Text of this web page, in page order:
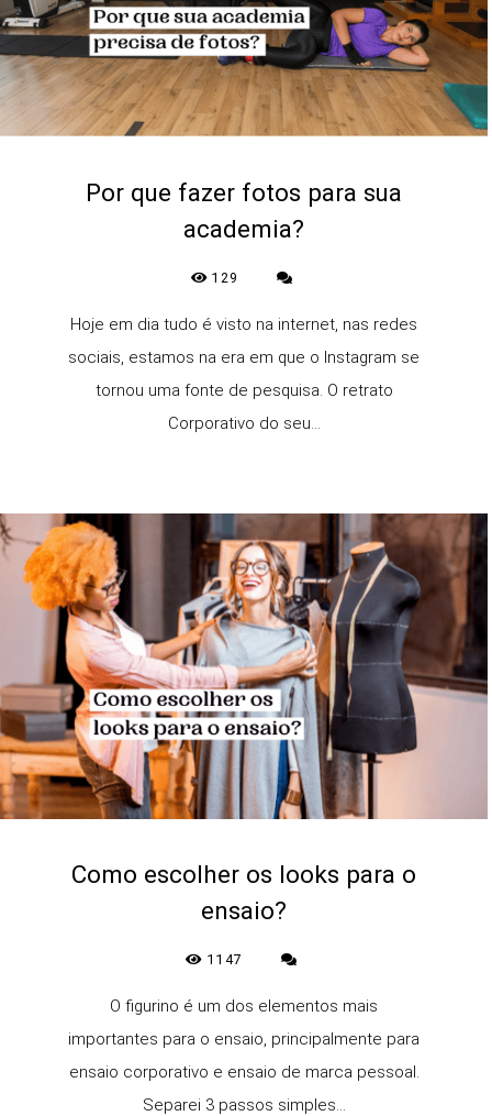
Por que fazer fotos para sua
academia?
129
Hoje em dia tudo é visto na internet, nas redes
sociais, estamos na era em que o Instagram se
tornou uma fonte de pesquisa. O retrato
Corporativo do seu...
Como escolher os looks para o
ensaio?
1147
O figurino é um dos elementos mais
importantes para o ensaio, principalmente para
ensaio corporativo e ensaio de marca pessoal.
Separei 3 passos simples...